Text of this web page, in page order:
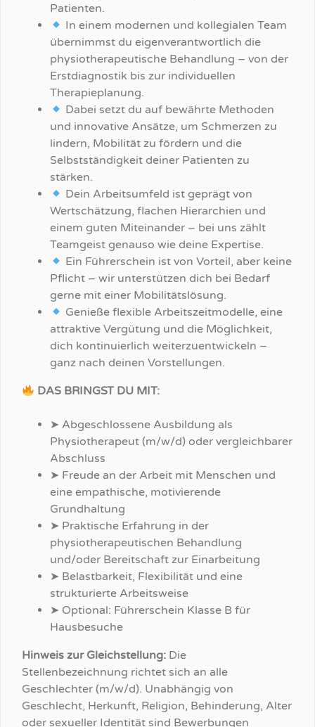
Patienten.
In einem modernen und kollegialen Team
übernimmst du eigenverantwortlich die
physiotherapeutische Behandlung – von der
Erstdiagnostik bis zur individuellen
Therapieplanung.
Dabei setzt du auf bewährte Methoden
und innovative Ansätze, um Schmerzen zu
lindern, Mobilität zu fördern und die
Selbstständigkeit deiner Patienten zu
stärken.
Dein Arbeitsumfeld ist geprägt von
Wertschätzung, flachen Hierarchien und
einem guten Miteinander – bei uns zählt
Teamgeist genauso wie deine Expertise.
Ein Führerschein ist von Vorteil, aber keine
Pflicht – wir unterstützen dich bei Bedarf
gerne mit einer Mobilitätslösung.
Genieße flexible Arbeitszeitmodelle, eine
attraktive Vergütung und die Möglichkeit,
dich kontinuierlich weiterzuentwickeln –
ganz nach deinen Vorstellungen.
DAS BRINGST DU MIT:
➤ Abgeschlossene Ausbildung als
Physiotherapeut (m/w/d) oder vergleichbarer
Abschluss
➤ Freude an der Arbeit mit Menschen und
eine empathische, motivierende
Grundhaltung
➤ Praktische Erfahrung in der
physiotherapeutischen Behandlung
und/oder Bereitschaft zur Einarbeitung
➤ Belastbarkeit, Flexibilität und eine
strukturierte Arbeitsweise
➤ Optional: Führerschein Klasse B für
Hausbesuche
Hinweis zur Gleichstellung: Die
Stellenbezeichnung richtet sich an alle
Geschlechter (m/w/d). Unabhängig von
Geschlecht, Herkunft, Religion, Behinderung, Alter
oder sexueller Identität sind Bewerbungen